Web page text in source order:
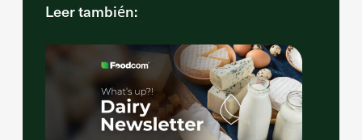
Leer también: